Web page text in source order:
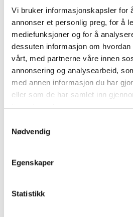
Vi bruker informasjonskapsler for
annonser et personlig preg, for å
mediefunksjoner og for å
dessuten informasjon om
vårt, med partnerne våre innen
annonsering og analysearbeid,
med annen informasjon du har
eller som de har samlet inn
Nødvendig
Egenskaper
Statistikk
Relaterte produkter
BRØD